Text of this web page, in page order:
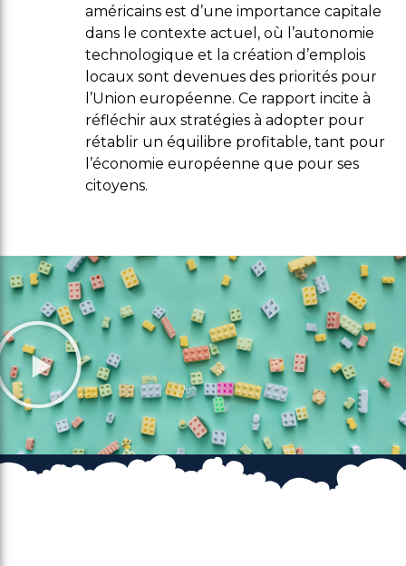
américains est d’une importance capitale
dans le contexte actuel, où l’autonomie
technologique et la création d’emplois
locaux sont devenues des priorités pour
l’Union européenne. Ce rapport incite à
réfléchir aux stratégies à adopter pour
rétablir un équilibre profitable, tant pour
l’économie européenne que pour ses
citoyens.